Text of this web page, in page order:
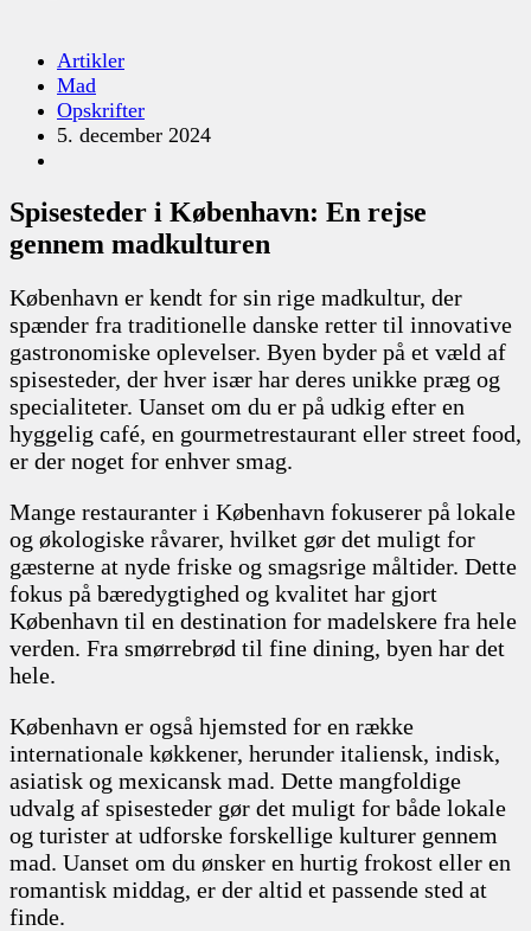
Artikler
Mad
Opskrifter
5. december 2024
Spisesteder i København: En rejse
gennem madkulturen
København er kendt for sin rige madkultur, der
spænder fra traditionelle danske retter til innovative
gastronomiske oplevelser. Byen byder på et væld af
spisesteder, der hver især har deres unikke præg og
specialiteter. Uanset om du er på udkig efter en
hyggelig café, en gourmetrestaurant eller street food,
er der noget for enhver smag.
Mange restauranter i København fokuserer på lokale
og økologiske råvarer, hvilket gør det muligt for
gæsterne at nyde friske og smagsrige måltider. Dette
fokus på bæredygtighed og kvalitet har gjort
København til en destination for madelskere fra hele
verden. Fra smørrebrød til fine dining, byen har det
hele.
København er også hjemsted for en række
internationale køkkener, herunder italiensk, indisk,
asiatisk og mexicansk mad. Dette mangfoldige
udvalg af spisesteder gør det muligt for både lokale
og turister at udforske forskellige kulturer gennem
mad. Uanset om du ønsker en hurtig frokost eller en
romantisk middag, er der altid et passende sted at
finde.